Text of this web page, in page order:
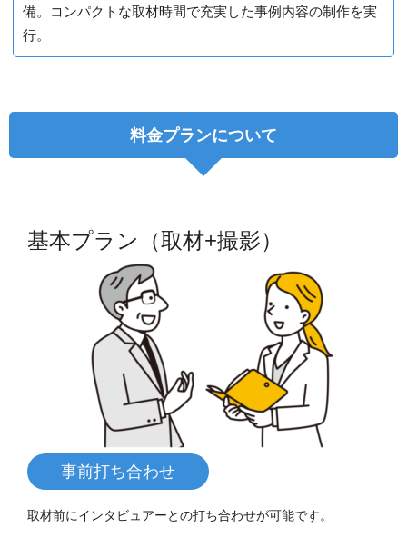
備。コンパクトな取材時間で充実した事例内容の制作を実
行。
料金プランについて
基本プラン（取材+撮影）
事前打ち合わせ
取材前にインタビュアーとの打ち合わせが可能です。